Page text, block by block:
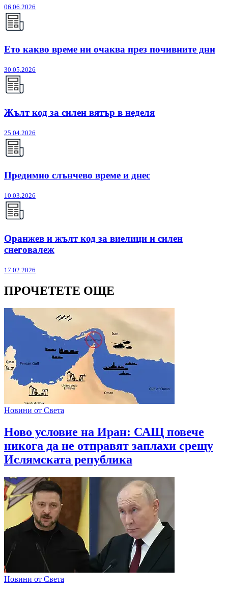
06.06.2026
Ето какво време ни очаква през почивните дни
30.05.2026
Жълт код за силен вятър в неделя
25.04.2026
Предимно слънчево време и днес
10.03.2026
Оранжев и жълт код за виелици и силен
снеговалеж
17.02.2026
ПРОЧЕТЕТЕ ОЩЕ
Новини от Света
Ново условие на Иран: САЩ повече
никога да не отправят заплахи срещу
Ислямската република
Новини от Света